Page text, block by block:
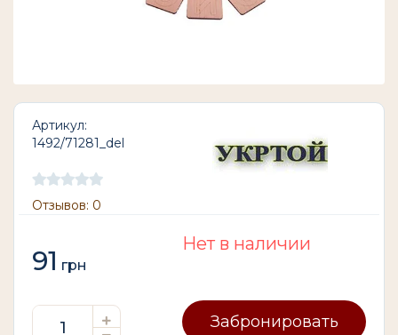
Артикул:
1492/71281_del
Отзывов: 0
91 грн
Нет в наличии
Забронировать